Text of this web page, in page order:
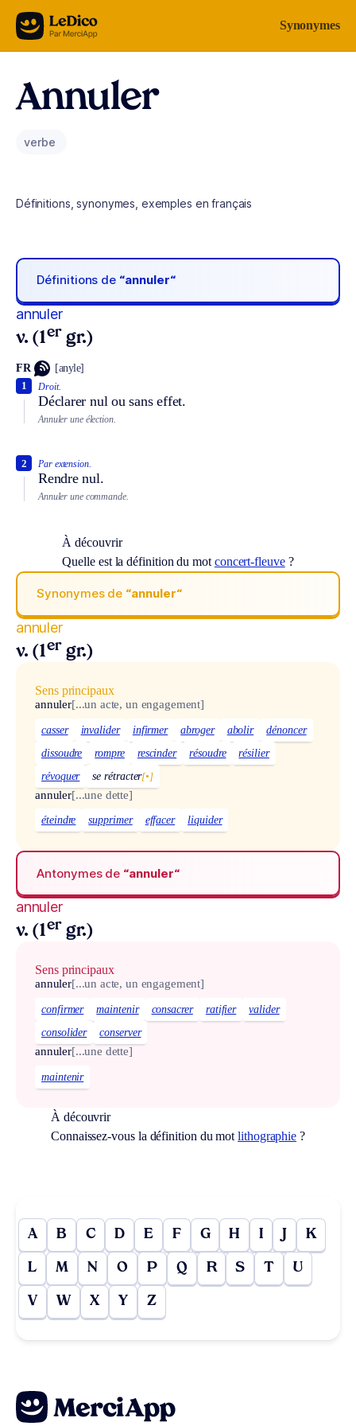
Aller au contenu Synonymes
Annuler
verbe
Définitions, synonymes, exemples en français
Définitions de “annuler“
annuler
v. (1er gr.)
FR [anyle]
Droit.
Déclarer nul ou sans effet.
1
Annuler une élection.
Par extension.
Rendre nul.
2
Annuler une commande.
À découvrir
Quelle est la définition du mot concert-fleuve?
Synonymes de “annuler“
annuler
v. (1er gr.)
Sens principaux
annuler[...un acte, un engagement]
casser invalider infirmer abroger abolir
dénoncer
dissoudre
rompre rescinder résoudre
résilier
révoquer
se rétracter[•]
annuler[...une dette]
éteindre supprimer effacer liquider
Antonymes de “annuler“
annuler
v. (1er gr.)
Sens principaux
annuler[...un acte, un engagement]
confirmer maintenir consacrer ratifier
valider
consolider
conserver
annuler[...une dette]
maintenir
À découvrir
Connaissez-vous la définition du motlithographie ?
A B C D E F G H I J K
L M N O P Q R S T U
V W X Y Z